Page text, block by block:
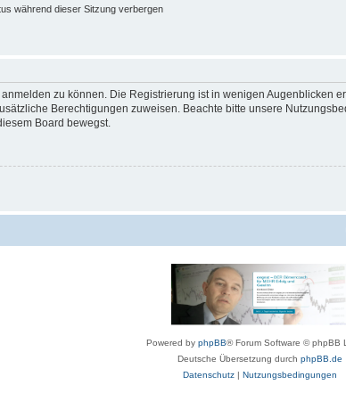
während dieser Sitzung verbergen
zu können. Die Registrierung ist in wenigen Augenblicken
Berechtigungen zuweisen. Beachte bitte unsere
Board bewegst.
Powered by phpBB® Forum Software © phpBB
Deutsche Übersetzung durch phpBB.de
Datenschutz| Nutzungsbedingungen